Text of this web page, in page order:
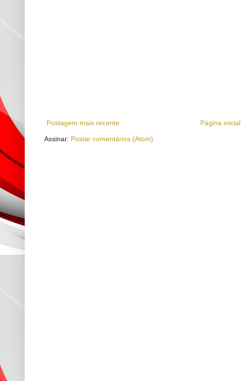
Postagem mais recente Página inicial
Assinar: Postar comentários (Atom)